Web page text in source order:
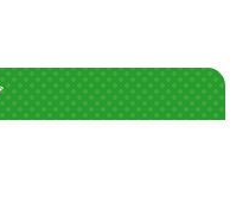
度（特待生・通学支援生）
典・試験日程 選考までの流
試験について 筆記試験につ
いて &nbs